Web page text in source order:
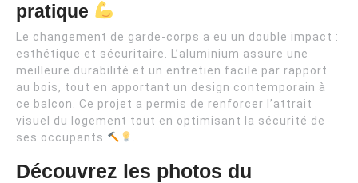
pratique
Le changement de garde-corps a eu un double impact :
esthétique et sécuritaire. L’aluminium assure une
meilleure durabilité et un entretien facile par rapport
au bois, tout en apportant un design contemporain à
ce balcon. Ce projet a permis de renforcer l’attrait
visuel du logement tout en optimisant la sécurité de
ses occupants
Découvrez les photos du